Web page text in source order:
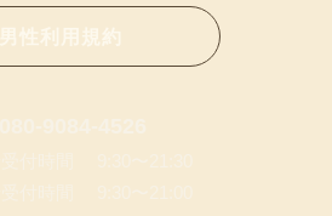
男性利用規約